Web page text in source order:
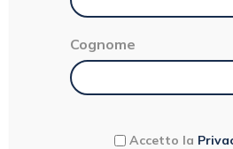
SPAGHETTI
Cognome
Accetto la